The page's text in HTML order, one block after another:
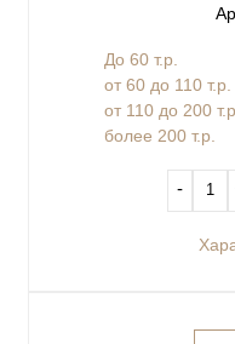
До 60 т.р.
от 60 до 110 т.р.
от 110 до 200 т.р
более 200 т.р.
‐